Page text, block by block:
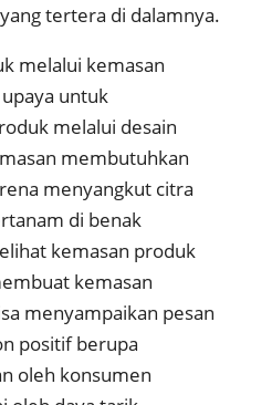
tertera di dalamnya.
melalui kemasan
untuk
melalui desain
membutuhkan
menyangkut citra
di benak
kemasan produk
kemasan
menyampaikan pesan
positif berupa
oleh konsumen